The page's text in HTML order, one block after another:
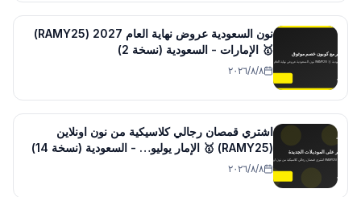
نون السعودية عروض نهاية العام 2027 (RAMY25)
🥇 الإمارات - السعودية (نسخة 2)
٨‏/٨‏/٢٠٢٦
اشتري قمصان رجالي كلاسيكية من نون اونلاين
(RAMY25) 🥇 الإمار يوليو… - السعودية (نسخة 14)
٨‏/٨‏/٢٠٢٦